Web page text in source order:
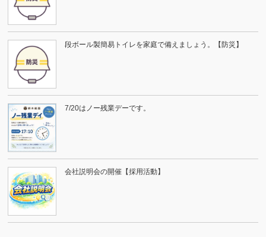
段ボール製簡易トイレを家庭で備えましょう。【防災】
7/20はノー残業デーです。
会社説明会の開催【採用活動】